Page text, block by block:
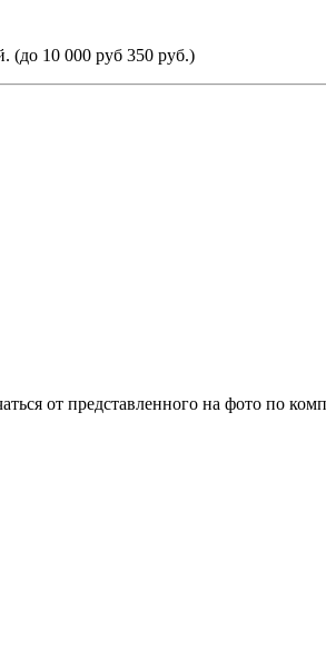
(до 10 000 руб 350 руб.)
от представленного на фото по